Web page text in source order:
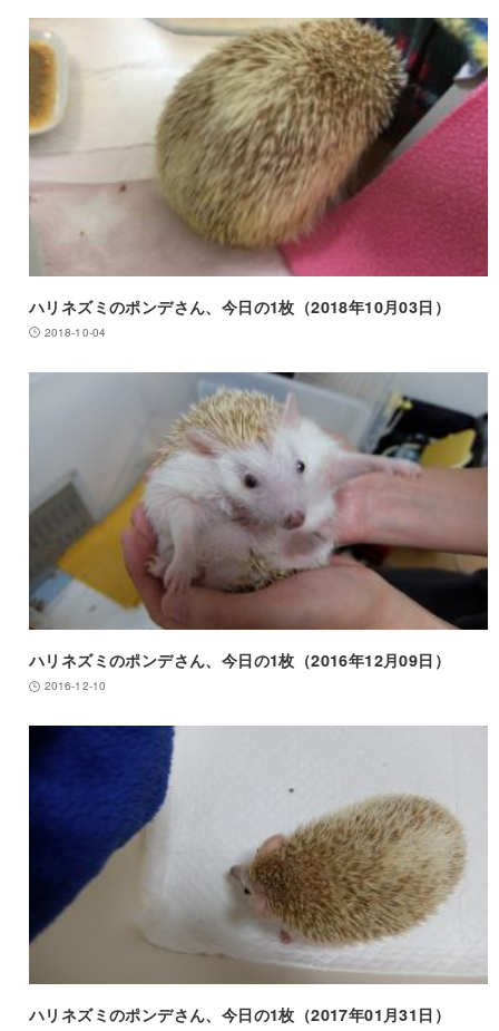
ハリネズミのポンデさん、今日の1枚（2018年10月03日）
2018-10-04
ハリネズミのポンデさん、今日の1枚（2016年12月09日）
2016-12-10
ハリネズミのポンデさん、今日の1枚（2017年01月31日）